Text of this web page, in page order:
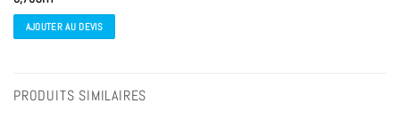
AJOUTER AU DEVIS
PRODUITS SIMILAIRES